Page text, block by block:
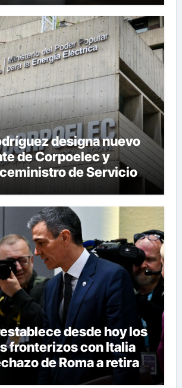
designa nuevo
de Corpoelec y
de Servicios
desde hoy los
fronterizos con Italia
de Roma a retirar